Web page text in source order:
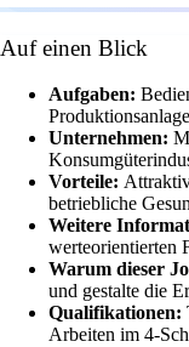
Auf einen Blick
Aufgaben:
Unternehmen:
Vorteile:
betriebliche
Weitere
werteorientierten
Warum dieser
und gestalte die
Qualifikationen:
Arbeiten im 4-